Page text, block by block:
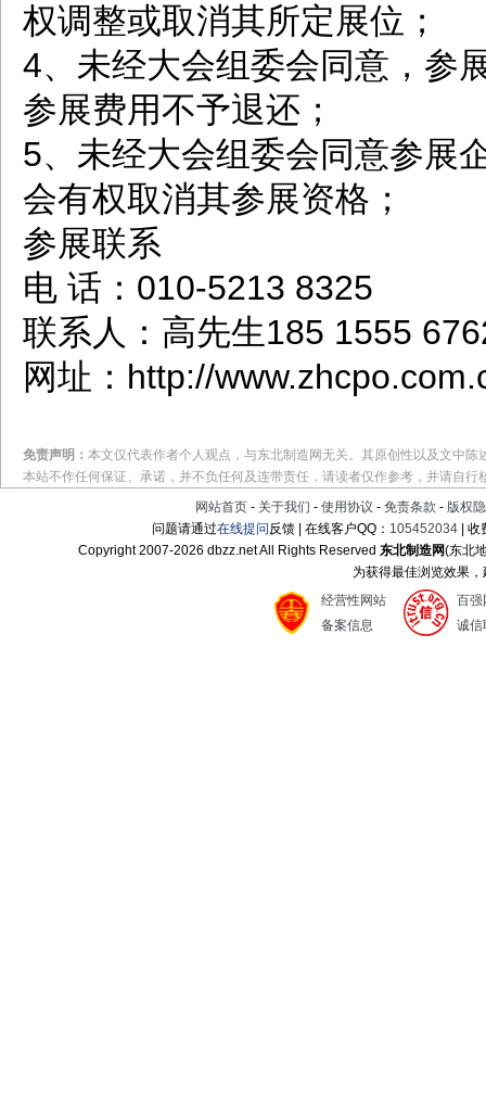
权调整或取消其所定展位；
4、未经大会组委会同意，参
参展费用不予退还；
5、未经大会组委会同意参展
会有权取消其参展资格；
参展联系
电 话：010-5213 8325
联系人：高先生185 1555
网址：http://
免责声明： 本文仅代表作者个人观点，与东北制造网无关。其原创性以及文中
本站不作任何保证、承诺，并不负任何及连带责任，请读者仅作参考，并请自行
网站首页 - 关于我们 - 使用协议 - 免责条款 - 版权
问题请通过在线提问反馈 | 在线客户QQ： 105452034 |
Copyright 2007-2026 dbzz.net All Rights Reserved东北制造网(东北
为获得最佳浏览效果
经营性网站
备案信息
百强
诚信